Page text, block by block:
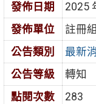
發佈日期
2025
發佈單位
註冊組
公告類別
最新
公告等級
轉知
點閱次數
283